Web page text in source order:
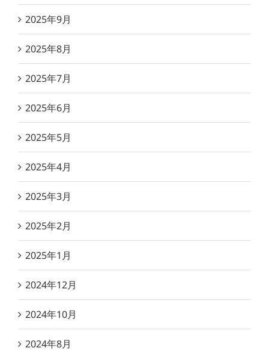
2025年9月
2025年8月
2025年7月
2025年6月
2025年5月
2025年4月
2025年3月
2025年2月
2025年1月
2024年12月
2024年10月
2024年8月